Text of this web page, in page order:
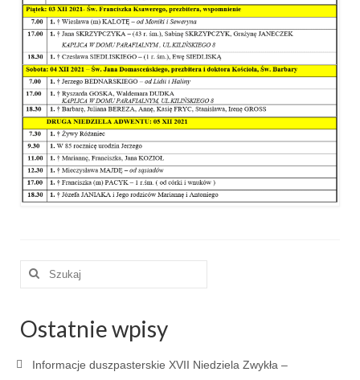
Niezbędnik Katolika
Kaplica Adoracji
Pracownicy
e-Katolik
Nabożeństwa
Nabożeństwa różne
Pogrzeb katolicki
Sakrament chrztu
Sakrament bierzmowania
Sakrament pojednania
Szuklaj
Ostatnie wpisy
Informacje duszpasterskie XVII Niedziela Zwykła –